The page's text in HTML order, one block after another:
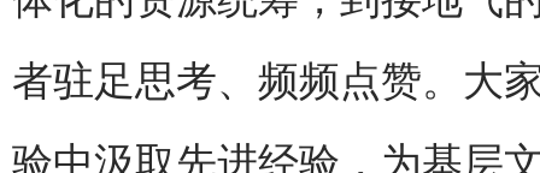
者驻足思考、频频点赞。大
验中汲取先进经验，为基层